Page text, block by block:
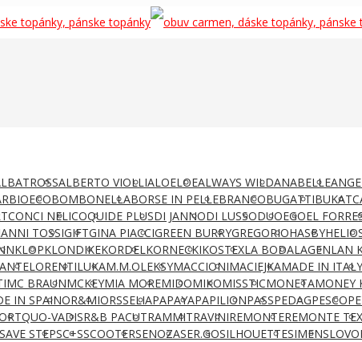
ALBERTO VIOLLIALOELOEALWAYS WILDANABELLE
BIOECOBOMBONELLABORSE IN PELLEBRANCOBUGATTIBUKAT
CONCI NELICOQUIDE PLUSDI JANNODI LUSSODUOEGOEL
TOSSIGIFTGINA PIACCIGREEN BURRYGREGORIOHASBY
KLOPKLONDIKEKORDELKORNECKIKOSTEXLA BODALAGENLAN
LORENTILUKAM.M.OLEKSYMACCIONIMACIEJKAMADE IN ITALY
MC BRAUNMCKEYMIA MOREMIDOMIKOMISSTICMONETAMONEY
IN SPAINOR&MIORSSELIAPAPAYAPAPILIONPASSPEDAGPESCO
QUO-VADISR&B PACUTRAMMITRAVINIREMONTEREMONTE TEX
SAVE STEPSC+SSCOOTERSENOZASER.GOSILHOUETTESIMEN